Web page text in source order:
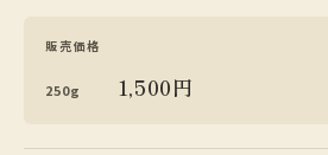
販売価格
250g 1,500円